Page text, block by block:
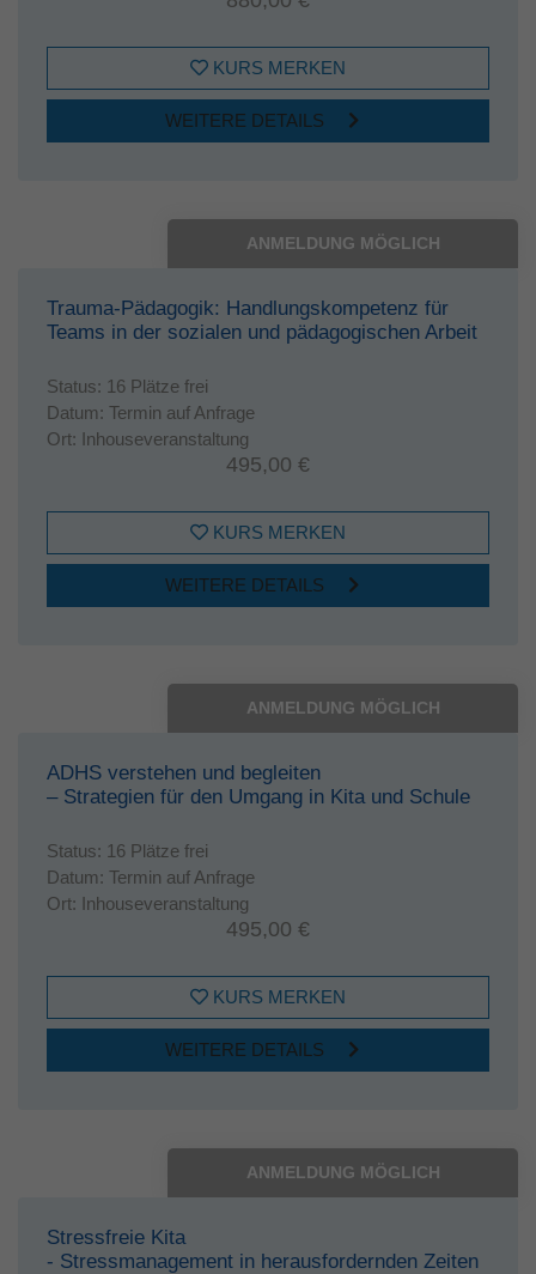
KURS MERKEN
WEITERE DETAILS
ANMELDUNG MÖGLICH
Trauma-Pädagogik: Handlungskompetenz für
Teams in der sozialen und pädagogischen Arbeit
Status: 16 Plätze frei
Datum: Termin auf Anfrage
Ort: Inhouseveranstaltung
495,00 €
KURS MERKEN
WEITERE DETAILS
ANMELDUNG MÖGLICH
ADHS verstehen und begleiten
– Strategien für den Umgang in Kita und Schule
Status: 16 Plätze frei
Datum: Termin auf Anfrage
Ort: Inhouseveranstaltung
495,00 €
KURS MERKEN
WEITERE DETAILS
ANMELDUNG MÖGLICH
Stressfreie Kita
- Stressmanagement in herausfordernden Zeiten